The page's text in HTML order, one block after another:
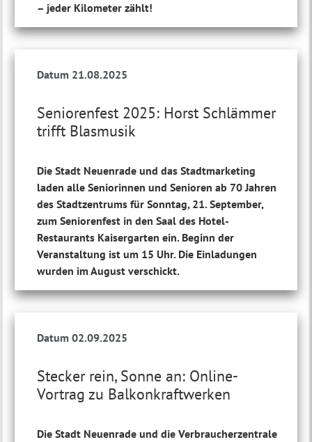
– jeder Kilometer zählt!
Seniorenfest 2025: Horst Schlämmer
trifft Blasmusik
Datum 21.08.2025
Die Stadt Neuenrade und das Stadtmarketing
laden alle Seniorinnen und Senioren ab 70 Jahren
des Stadtzentrums für Sonntag, 21. September,
zum Seniorenfest in den Saal des Hotel-
Restaurants Kaisergarten ein. Beginn der
Veranstaltung ist um 15 Uhr. Die Einladungen
wurden im August verschickt.
Stecker rein, Sonne an: Online-
Vortrag zu Balkonkraftwerken
Datum 02.09.2025
Die Stadt Neuenrade und die Verbraucherzentrale